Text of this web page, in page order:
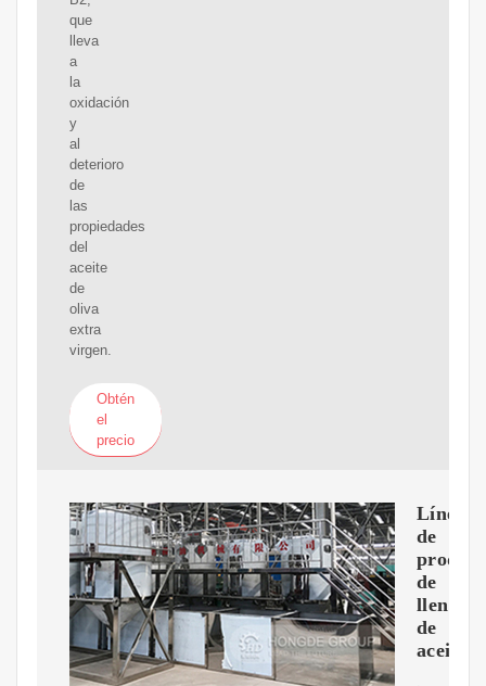
que
lleva
a
la
oxidación
y
al
deterioro
de
las
propiedades
del
aceite
de
oliva
extra
virgen.
Obtén
el
precio
Línea
de
de
llenado
de
aceite